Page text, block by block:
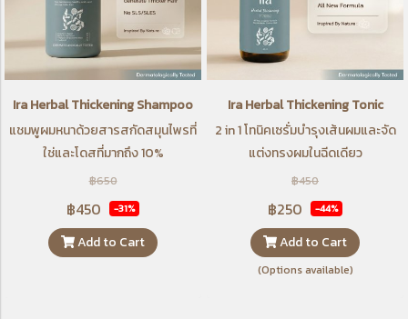
Ira Herbal Thickening Shampoo
แชมพูผมหนาด้วยสารสกัดสมุนไพรที่
ใช่และโดสที่มากถึง 10%
฿650
฿450 -31%
Add to Cart
Ira Herbal Thickening Tonic
2 in 1 โทนิคเซรั่มบำรุงเส้นผมและจัด
แต่งทรงผมในฉีดเดียว
฿450
฿250 -44%
Add to Cart
(Options available)